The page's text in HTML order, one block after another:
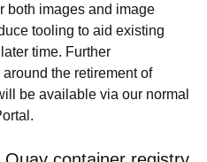
both images and image
tooling to aid existing
time. Further
the retirement of
be available via our normal